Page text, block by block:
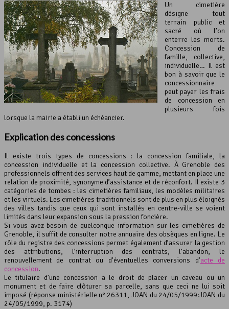
Un cimetière
désigne tout
terrain public et
sacré où l’on
enterre les morts.
Concession de
famille, collective,
individuelle… Il est
bon à savoir que le
concessionnaire
peut payer les frais
de concession en
plusieurs fois
lorsque la mairie a établi un échéancier.
Explication des concessions
Il existe trois types de concessions : la concession familiale, la
concession individuelle et la concession collective. À Grenoble des
professionnels offrent des services haut de gamme, mettant en place une
relation de proximité, synonyme d’assistance et de réconfort. Il existe 3
catégories de tombes : les cimetières familiaux, les modèles militaires
et les virtuels. Les cimetières traditionnels sont de plus en plus éloignés
des villes tandis que ceux qui sont installés en centre-ville se voient
limités dans leur expansion sous la pression foncière.
Si vous avez besoin de quelconque information sur les cimetières de
Grenoble, il suffit de consulter notre annuaire des obsèques en ligne. Le
rôle du registre des concessions permet également d’assurer la gestion
des attributions, l’interruption des contrats, l’abandon, le
renouvellement de contrat ou d’éventuelles conversions d’acte de
concession.
Le titulaire d’une concession a le droit de placer un caveau ou un
monument et de faire clôturer sa parcelle, sans que ceci ne lui soit
imposé (réponse ministérielle n° 26311, JOAN du 24/05/1999:JOAN du
24/05/1999, p. 3174)